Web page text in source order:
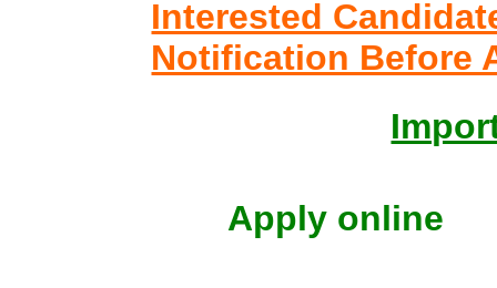
Interested
Notification Before
Apply online